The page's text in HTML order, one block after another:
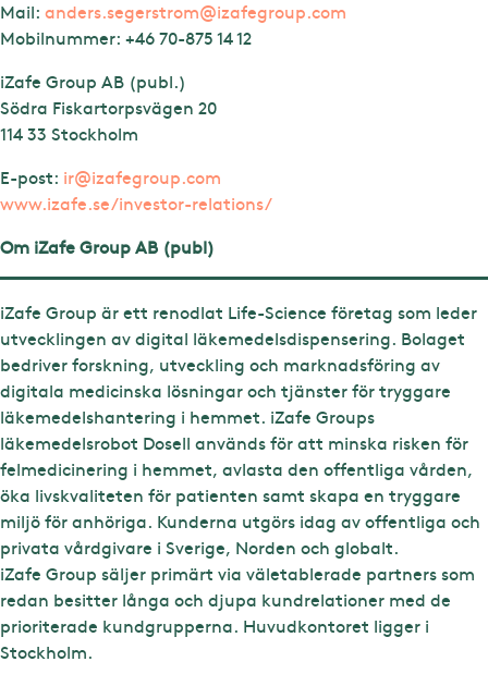
Mail: anders.segerstrom@izafegroup.com
Mobilnummer: +46 70-875 14 12
iZafe Group AB (publ.)
Södra Fiskartorpsvägen 20
114 33 Stockholm
E-post: ir@izafegroup.com
www.izafe.se/investor-relations/
Om iZafe Group AB (publ)
iZafe Group är ett renodlat Life-Science företag som leder
utvecklingen av digital läkemedelsdispensering. Bolaget
bedriver forskning, utveckling och marknadsföring av
digitala medicinska lösningar och tjänster för tryggare
läkemedelshantering i hemmet. iZafe Groups
läkemedelsrobot Dosell används för att minska risken för
felmedicinering i hemmet, avlasta den offentliga vården,
öka livskvaliteten för patienten samt skapa en tryggare
miljö för anhöriga. Kunderna utgörs idag av offentliga och
privata vårdgivare i Sverige, Norden och globalt.
iZafe Group säljer primärt via väletablerade partners som
redan besitter långa och djupa kundrelationer med de
prioriterade kundgrupperna. Huvudkontoret ligger i
Stockholm.